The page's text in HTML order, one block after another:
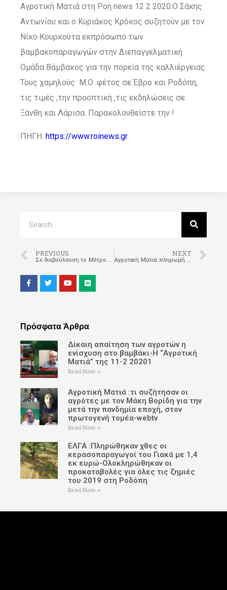
Αγροτική Ματιά στη Ροή news 12 2 2020.Ο Σάκης
Αντωνίου και ο Κυριάκος Κρόκος συζητούν με τον
Νίκο Κουρκούτα εκπρόσωπο των
βαμβακοπαραγωγών στην Διεπαγγελματική
Ομάδα Βάμβακος για την πορεία της καλλιέργειας.
Τους χαμηλούς Μ.Ο .φέτος σε Έβρο και Ροδόπη,
τις τιμές ,την προοπτική ,τις εκδηλώσεις σε
Ξάνθη και Λάρισα. Παρακολουθείστε την !
ΠΗΓΗ: https://www.roinews.gr
PREVIOUS NEXT
Πρόσφατα Άρθρα
Δίκαιη απαίτηση των αγροτών η
ενίσχυση στο βαμβάκι-Η “Αγροτική
Ματιά” της 11-2 20201
Read More »
Αγροτική Ματιά :τι συζήτησαν οι
αγρότες με τον Μάκη Βορίδη για την
μετά την πανδημία εποχή, στον
πρωτογενή τομέα-webtv
Read More »
ΕΛΓΑ :Πληρώθηκαν χθες οι
κερασοπαραγωγοί του Γιακά με 1,4
εκ ευρώ-Ολοκληρώθηκαν οι
προκαταβολές για όλες τις ζημιές
του 2019 στη Ροδόπη
Read More »